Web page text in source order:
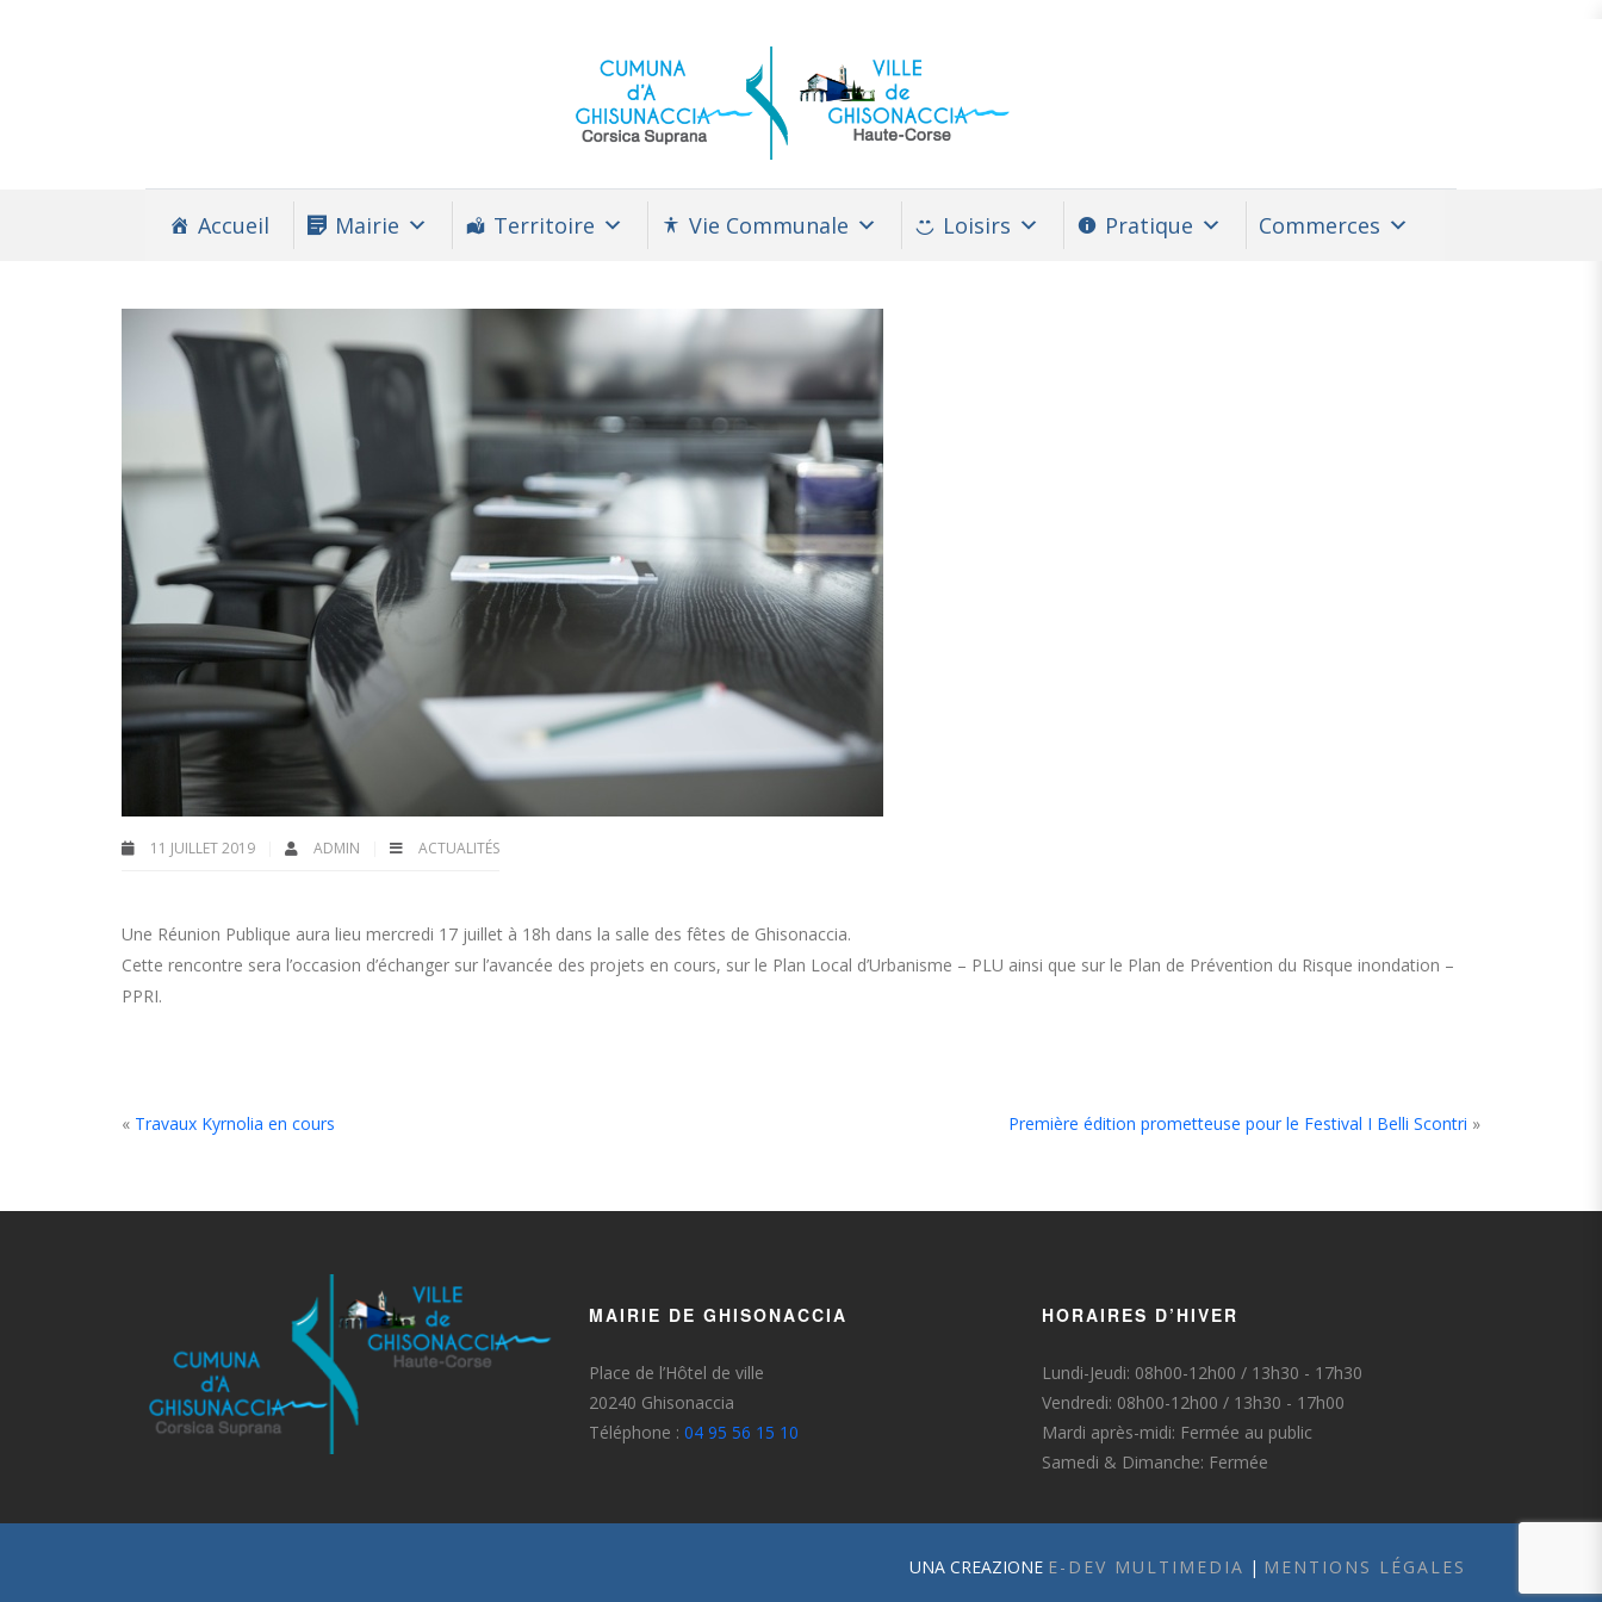
Accueil Mairie Territoire Vie Communale Loisirs Pratique Commerces
11 JUILLET 2019 ADMIN ACTUALITÉS
Une Réunion Publique aura lieu mercredi 17 juillet à 18h dans la salle des fêtes de Ghisonaccia.
Cette rencontre sera l’occasion d’échanger sur l’avancée des projets en cours, sur le Plan Local d’Urbanisme – PLU ainsi que sur le Plan de Prévention du Risque inondation –
PPRI.
« Travaux Kyrnolia en cours Première édition prometteuse pour le Festival I Belli Scontri »
MAIRIE DE GHISONACCIA
Place de l’Hôtel de ville
20240 Ghisonaccia
Téléphone : 04 95 56 15 10
HORAIRES D’HIVER
Lundi-Jeudi: 08h00-12h00 / 13h30 - 17h30
Vendredi: 08h00-12h00 / 13h30 - 17h00
Mardi après-midi: Fermée au public
Samedi & Dimanche: Fermée
UNA CREAZIONE E-DEV MULTIMEDIA | MENTIONS LÉGALES